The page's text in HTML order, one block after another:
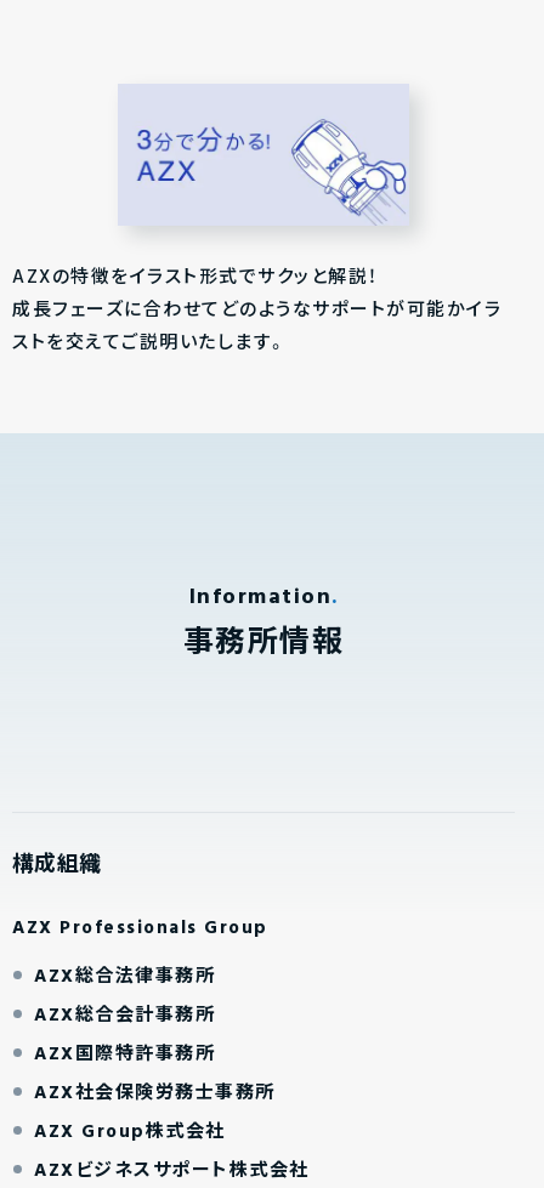
AZXの特徴をイラスト形式でサクッと解説！
成長フェーズに合わせてどのようなサポートが可能かイラ
ストを交えてご説明いたします。
Information
事務所情報
構成組織
AZX Professionals Group
AZX総合法律事務所
AZX総合会計事務所
AZX国際特許事務所
AZX社会保険労務士事務所
AZX Group株式会社
AZXビジネスサポート株式会社